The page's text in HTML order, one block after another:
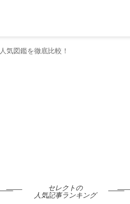
気図鑑を徹底比較！
セレクトの
人気記事ランキング